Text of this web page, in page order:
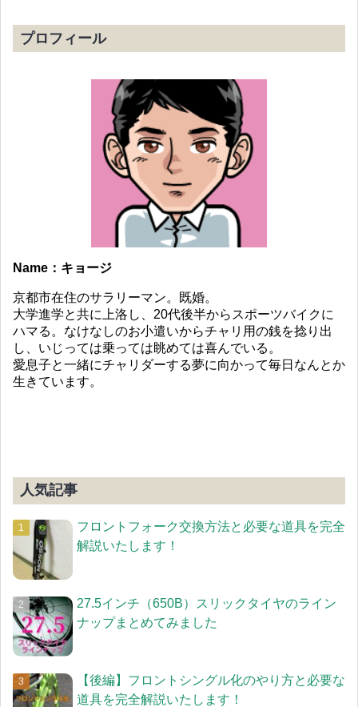
プロフィール
Name：キョージ
京都市在住のサラリーマン。既婚。
大学進学と共に上洛し、20代後半からスポーツバイクに
ハマる。なけなしのお小遣いからチャリ用の銭を捻り出
し、いじっては乗っては眺めては喜んでいる。
愛息子と一緒にチャリダーする夢に向かって毎日なんとか
生きています。
人気記事
フロントフォーク交換方法と必要な道具を完全
解説いたします！
27.5インチ（650B）スリックタイヤのライン
ナップまとめてみました
【後編】フロントシングル化のやり方と必要な
道具を完全解説いたします！